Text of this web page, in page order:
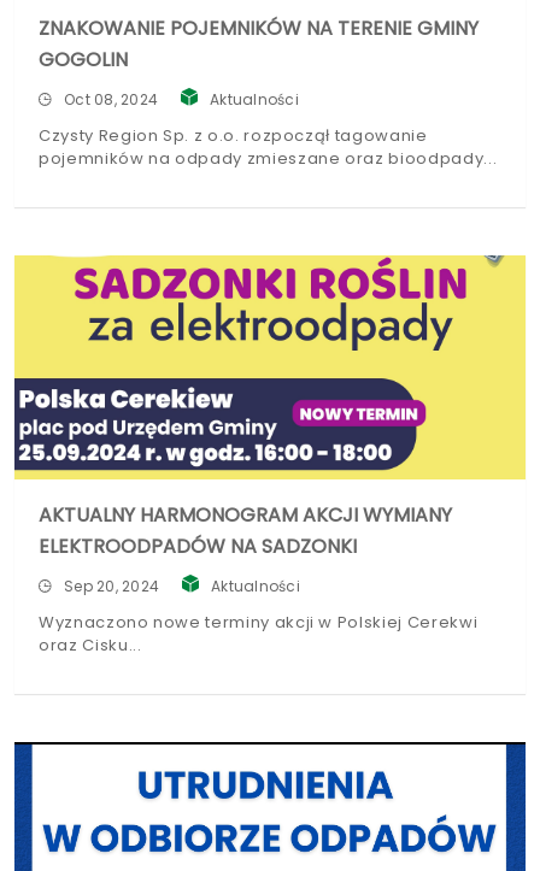
ZNAKOWANIE POJEMNIKÓW NA TERENIE GMINY
GOGOLIN
Oct 08, 2024 Aktualności
Czysty Region Sp. z o.o. rozpoczął tagowanie
pojemników na odpady zmieszane oraz bioodpady
AKTUALNY HARMONOGRAM AKCJI WYMIANY
ELEKTROODPADÓW NA SADZONKI
Sep 20, 2024 Aktualności
Wyznaczono nowe terminy akcji w Polskiej Cerekwi
oraz Cisku